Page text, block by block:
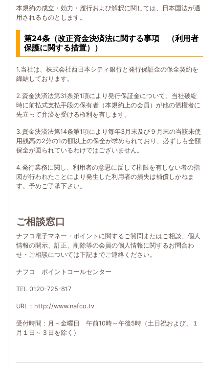
本規約の成立・効力・履行および解釈に関しては、日本国法が適
用されるものとします。
第24条（改正資金決済法に関する事項 （利用者
保護に関する措置））
1.当社は、株式会社西日本シティ銀行と発行保証金の保全契約を
締結しております。
2.資金決済法第31条第1項により発行保証金について、当社破綻
時に前払式支払手段の保有者（本規約上の会員）が他の債権者に
先立って弁済を受ける権利を有します。
3.資金決済法第14条第1項により毎年3月末及び９月末の当該未使
用残高の2分の1の額以上の保全が求められており、必ずしも全額
保全が図られているわけではございません。
4.発行業務に関し、利用者の意思に反して権限を有しない者の指
図が行われたことにより発生した利用者の損失は補償しかねま
す。予めご了承下さい。
ご相談窓口
ナフコ電子マネー・ポイントに関するご質問またはご相談、個人
情報の開示、訂正、削除等の会員の個人情報に関するお問合わ
せ・ご相談については下記までご連絡ください。
ナフコ ポイントコールセンター
TEL 0120-725-817
URL：http://www.nafco.tv
受付時間：月～金曜日 午前10時～午後5時（土日祝および、１
月１日～３日を除く）